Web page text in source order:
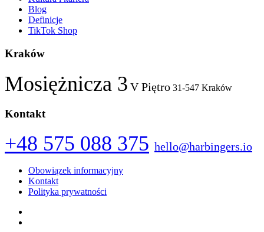
Blog
Definicje
TikTok Shop
Kraków
Mosiężnicza 3 V Piętro 31-547 Kraków
Kontakt
+48 575 088 375 hello@harbingers.io
Obowiązek informacyjny
Kontakt
Polityka prywatności